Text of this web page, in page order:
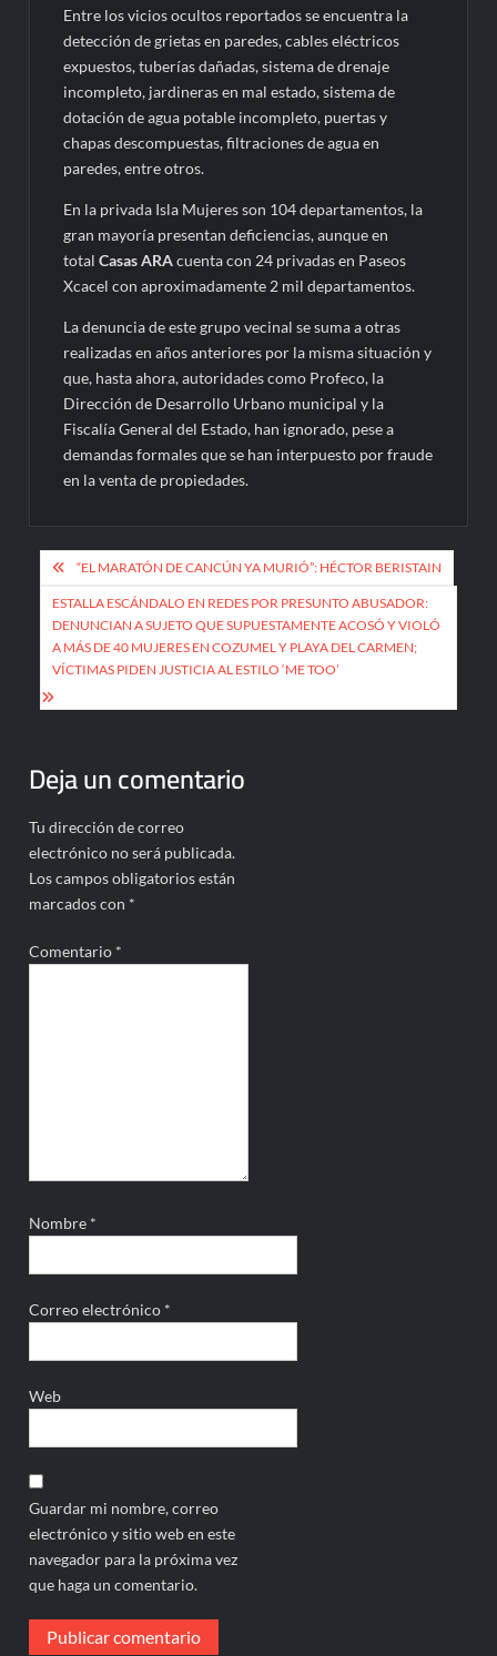
Entre los vicios ocultos reportados se encuentra la
detección de grietas en paredes, cables eléctricos
expuestos, tuberías dañadas, sistema de drenaje
incompleto, jardineras en mal estado, sistema de
dotación de agua potable incompleto, puertas y
chapas descompuestas, filtraciones de agua en
paredes, entre otros.
En la privada Isla Mujeres son 104 departamentos, la
gran mayoría presentan deficiencias, aunque en
totalCasas ARAcuenta con 24 privadas en Paseos
Xcacel con aproximadamente 2 mil departamentos.
La denuncia de este grupo vecinal se suma a otras
realizadas en años anteriores por la misma situación y
que, hasta ahora, autoridades como Profeco, la
Dirección de Desarrollo Urbano municipal y la
Fiscalía General del Estado, han ignorado, pese a
demandas formales que se han interpuesto por fraude
en la venta de propiedades.
Navegación
de
entradas
“EL MARATÓN DE CANCÚN YA MURIÓ”: HÉCTOR BERISTAIN
ESTALLA ESCÁNDALO EN REDES POR PRESUNTO ABUSADOR:
DENUNCIAN A SUJETO QUE SUPUESTAMENTE ACOSÓ Y VIOLÓ
A MÁS DE 40 MUJERES EN COZUMEL Y PLAYA DEL CARMEN;
VÍCTIMAS PIDEN JUSTICIA AL ESTILO ‘ME TOO’
Deja un comentario
Tu dirección de correo
electrónico no será publicada.
Los campos obligatorios están
marcados con *
Comentario *
Nombre *
Correo electrónico *
Web
Guardar mi nombre, correo
electrónico y sitio web en este
navegador para la próxima vez
que haga un comentario.